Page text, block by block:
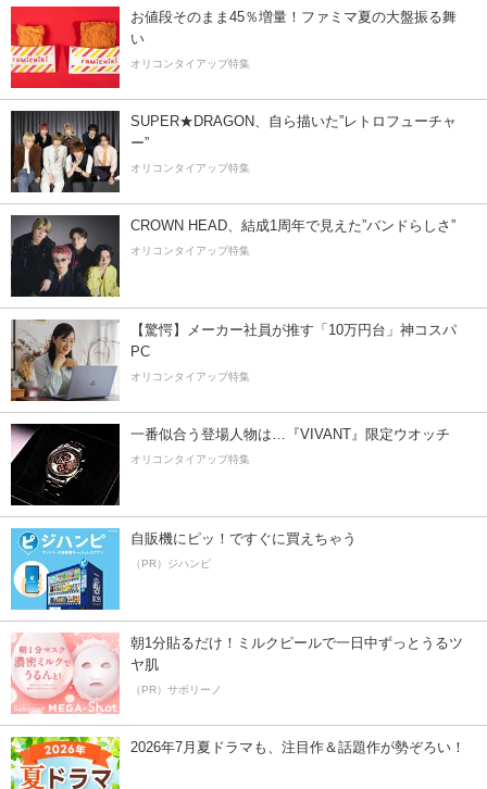
お値段そのまま45％増量！ファミマ夏の大盤振る舞
い
オリコンタイアップ特集
SUPER★DRAGON、自ら描いた”レトロフューチャ
ー”
オリコンタイアップ特集
CROWN HEAD、結成1周年で見えた”バンドらしさ”
オリコンタイアップ特集
【驚愕】メーカー社員が推す「10万円台」神コスパ
PC
オリコンタイアップ特集
一番似合う登場人物は…『VIVANT』限定ウオッチ
オリコンタイアップ特集
自販機にピッ！ですぐに買えちゃう
（PR）ジハンピ
朝1分貼るだけ！ミルクピールで一日中ずっとうるツ
ヤ肌
（PR）サボリーノ
2026年7月夏ドラマも、注目作＆話題作が勢ぞろい！